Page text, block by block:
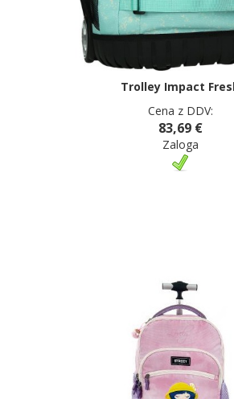
Trolley Impact
Cena z DDV:
83,69 €
Zaloga